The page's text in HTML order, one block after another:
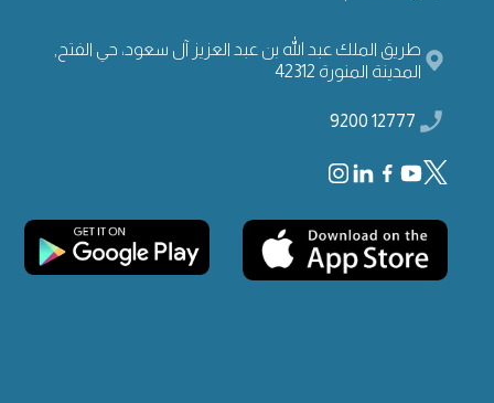
طريق الملك عبد الله بن عبد العزيز آل سعود، حي الفتح,
المدينة المنورة 42312
12777 9200